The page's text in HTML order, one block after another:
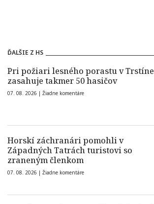
ĎALŠIE Z HS
Pri požiari lesného porastu v Trstíne
zasahuje takmer 50 hasičov
07. 08. 2026 | Žiadne komentáre
Horskí záchranári pomohli v
Západných Tatrách turistovi so
zraneným členkom
07. 08. 2026 | Žiadne komentáre